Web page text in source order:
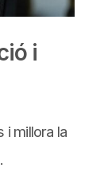
i
i millora la